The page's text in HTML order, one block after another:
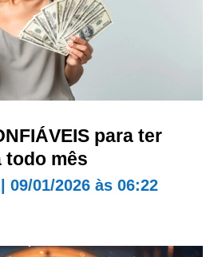
para ter
todo mês
09/01/2026 às 06:22